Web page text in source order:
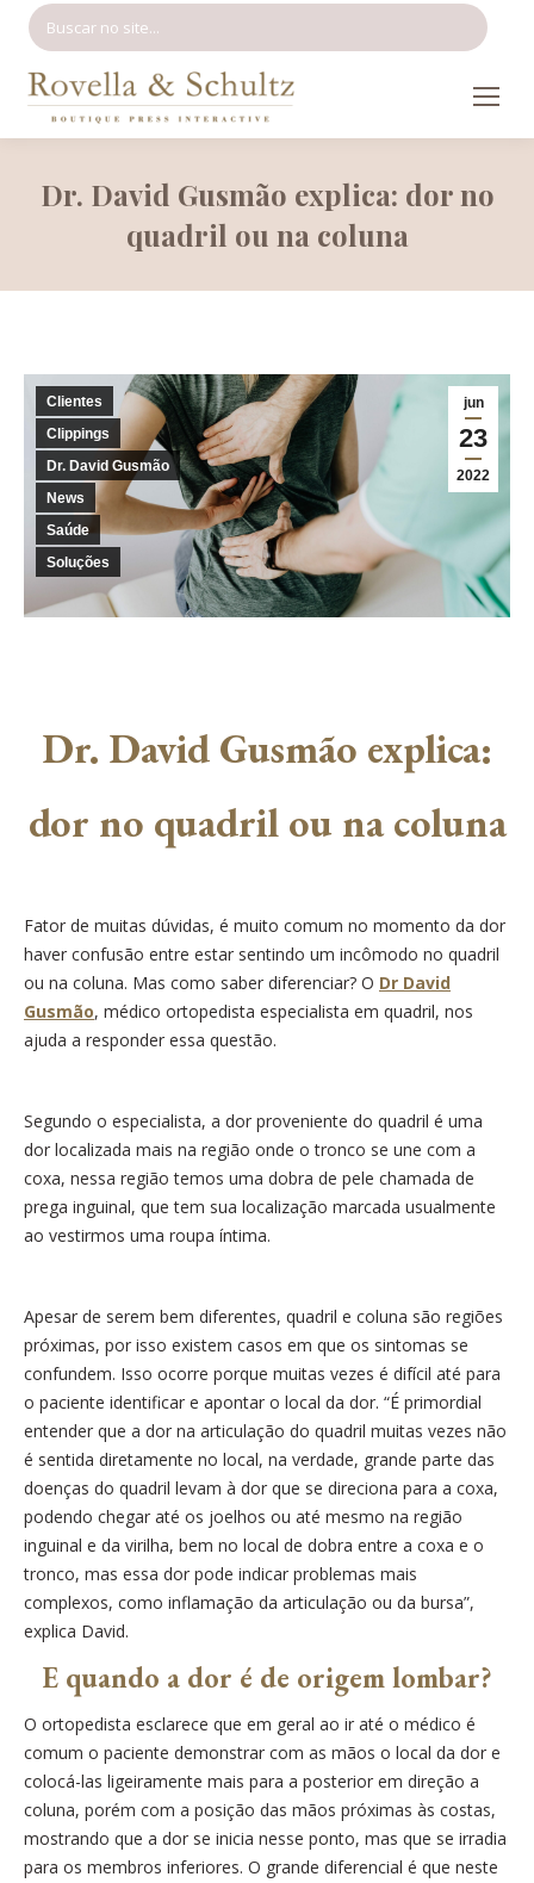
Dr. David Gusmão explica: dor no
quadril ou na coluna
jun
23
2022
Clientes
Clippings
Dr. David Gusmão
News
Saúde
Soluções
Dr. David Gusmão explica:
dor no quadril ou na coluna
Fator de muitas dúvidas, é muito comum no momento da dor
haver confusão entre estar sentindo um incômodo no quadril
ou na coluna. Mas como saber diferenciar? O Dr David
Gusmão, médico ortopedista especialista em quadril, nos
ajuda a responder essa questão.
Segundo o especialista, a dor proveniente do quadril é uma
dor localizada mais na região onde o tronco se une com a
coxa, nessa região temos uma dobra de pele chamada de
prega inguinal, que tem sua localização marcada usualmente
ao vestirmos uma roupa íntima.
Apesar de serem bem diferentes, quadril e coluna são regiões
próximas, por isso existem casos em que os sintomas se
confundem. Isso ocorre porque muitas vezes é difícil até para
o paciente identificar e apontar o local da dor. “É primordial
entender que a dor na articulação do quadril muitas vezes não
é sentida diretamente no local, na verdade, grande parte das
doenças do quadril levam à dor que se direciona para a coxa,
podendo chegar até os joelhos ou até mesmo na região
inguinal e da virilha, bem no local de dobra entre a coxa e o
tronco, mas essa dor pode indicar problemas mais
complexos, como inflamação da articulação ou da bursa”,
explica David.
E quando a dor é de origem lombar?
O ortopedista esclarece que em geral ao ir até o médico é
comum o paciente demonstrar com as mãos o local da dor e
colocá-las ligeiramente mais para a posterior em direção a
coluna, porém com a posição das mãos próximas às costas,
mostrando que a dor se inicia nesse ponto, mas que se irradia
para os membros inferiores. O grande diferencial é que neste